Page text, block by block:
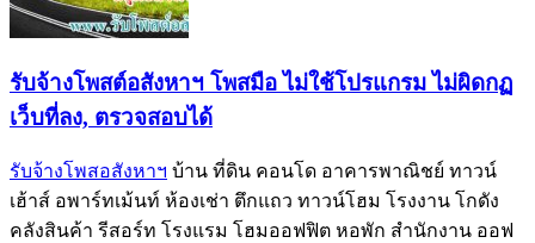
รับจ้างโพสต์อสังหาฯ โพสมือ ไม่ใช้โปรแกรม ไม่ผิดกฏ
เว็บที่ลง, ตรวจสอบได้
รับจ้างโพสอสังหาฯ บ้าน ที่ดิน คอนโด อาคารพาณิชย์ ทาวน์
เฮ้าส์ อพาร์ทเม้นท์ ห้องเช่า ตึกแถว ทาวน์โฮม โรงงาน โกดัง
คลังสินค้า รีสอร์ท โรงแรม โฮมออฟฟิต หอพัก สำนักงาน ออฟ